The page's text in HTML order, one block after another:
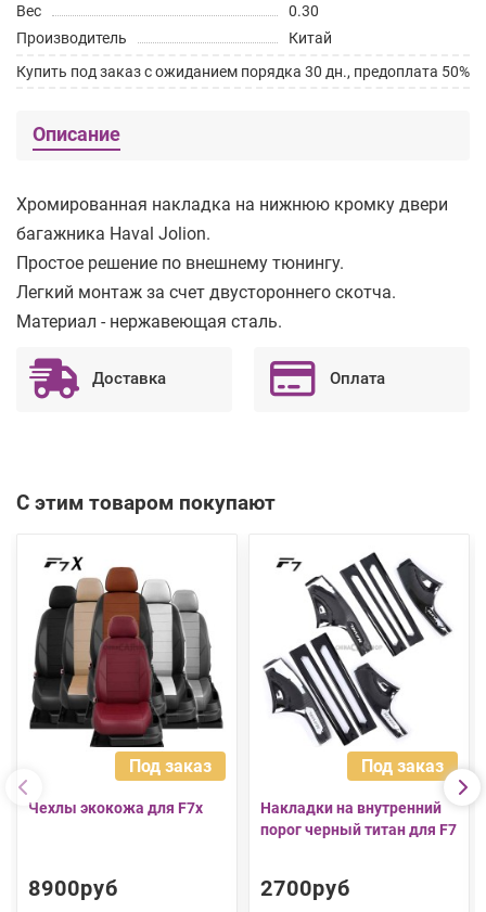
Вес
0.30
Производитель
Китай
Купить под заказ с ожиданием порядка 30 дн., предоплата 50%
Описание
Хромированная накладка на нижнюю кромку двери
багажника Haval Jolion.
Простое решение по внешнему тюнингу.
Легкий монтаж за счет двустороннего скотча.
Материал - нержавеющая сталь.
Доставка Оплата
С этим товаром покупают
Под заказ
Чехлы экокожа для F7x
8900руб
Под заказ
Накладки на внутренний
порог черный титан для F7
2700руб